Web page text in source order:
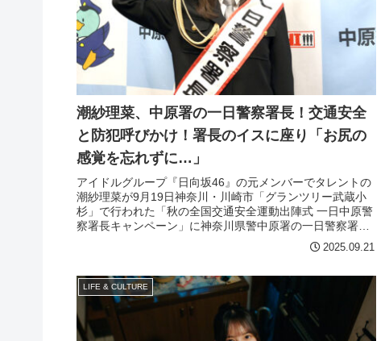
潮紗理菜、中原署の一日警察署長！交通安全
と防犯呼びかけ！署長のイスに座り「お尻の
感覚を忘れずに…」
アイドルグループ『日向坂46』の元メンバーでタレントの
潮紗理菜が9月19日神奈川・川崎市「グランツリー武蔵小
杉」で行われた「秋の全国交通安全運動出陣式 一日中原警
察署長キャンペーン」に神奈川県警中原署の一日警察署長
2025.09.21
LIFE & CULTURE